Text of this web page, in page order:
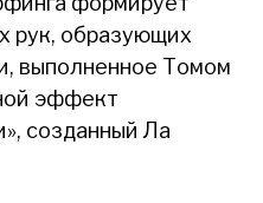
рук, образующих
выполненное Томом
эффект
созданный Ла